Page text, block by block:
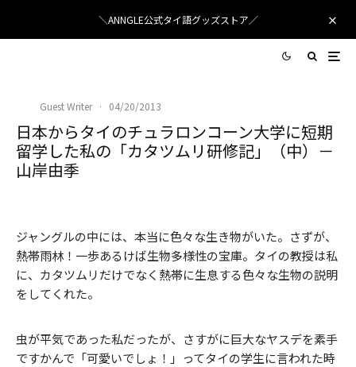
＼ANNGLE公式タイ語グッズストア／
Guest Writer · 04/20/2013
日本からタイのチュラロンコーン大学に短期
留学した私の「カタツムリ研修記」（中）－
山岸由季
ジャングルの中には、本当に色々な生き物がいた。さずが、
熱帯雨林！一歩あるけば生物多様性の宝庫。タイの教授は私
に、カタツムリだけでなく熱帯に生息する色々な生物の説明
をしてくれた。
虫が平気であった私だったが、さすがに巨大なヤスデを素手
ですかんで「可愛いでしょ！」ってタイの学生に言われた時